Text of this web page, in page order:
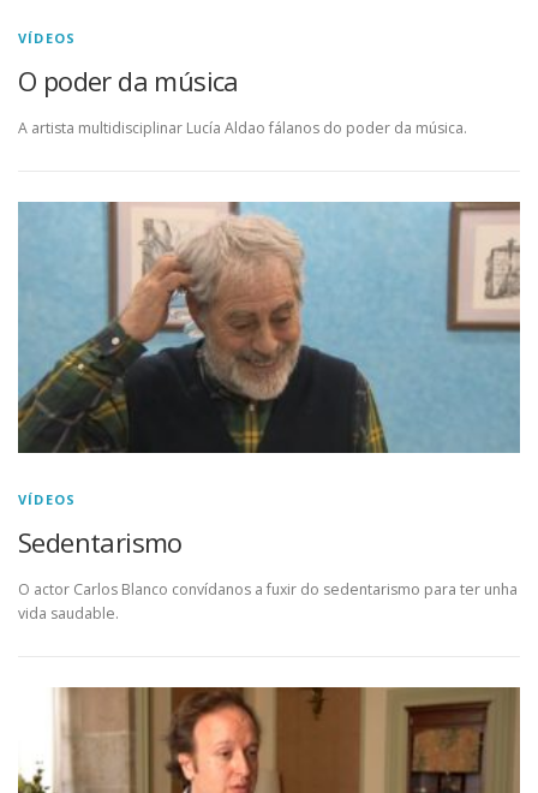
a
c
i
n
VÍDEOS
O poder da música
A artista multidisciplinar Lucía Aldao fálanos do poder da música.
VÍDEOS
Sedentarismo
O actor Carlos Blanco convídanos a fuxir do sedentarismo para ter unha
vida saudable.